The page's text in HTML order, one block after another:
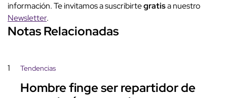
información. Te invitamos a suscribirtegratisa nuestro
Newsletter.
Notas Relacionadas
1 Tendencias
Hombre finge ser repartidor de